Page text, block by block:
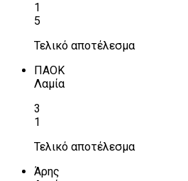
1
5
Τελικό αποτέλεσμα
ΠΑΟΚ
Λαμία
3
1
Τελικό αποτέλεσμα
Άρης